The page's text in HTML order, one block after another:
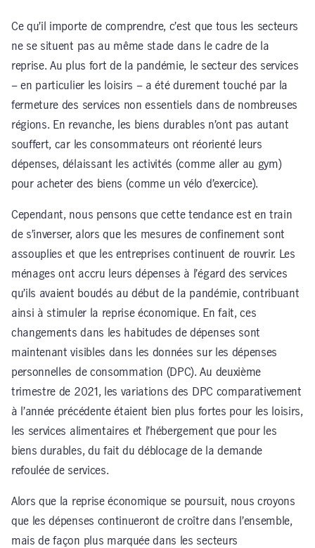
Ce qu’il importe de comprendre, c’est que tous les secteurs
ne se situent pas au même stade dans le cadre de la
reprise. Au plus fort de la pandémie, le secteur des services
– en particulier les loisirs – a été durement touché par la
fermeture des services non essentiels dans de nombreuses
régions. En revanche, les biens durables n’ont pas autant
souffert, car les consommateurs ont réorienté leurs
dépenses, délaissant les activités (comme aller au gym)
pour acheter des biens (comme un vélo d’exercice).
Cependant, nous pensons que cette tendance est en train
de s’inverser, alors que les mesures de confinement sont
assouplies et que les entreprises continuent de rouvrir. Les
ménages ont accru leurs dépenses à l’égard des services
qu’ils avaient boudés au début de la pandémie, contribuant
ainsi à stimuler la reprise économique. En fait, ces
changements dans les habitudes de dépenses sont
maintenant visibles dans les données sur les dépenses
personnelles de consommation (DPC). Au deuxième
trimestre de 2021, les variations des DPC comparativement
à l’année précédente étaient bien plus fortes pour les loisirs,
les services alimentaires et l’hébergement que pour les
biens durables, du fait du déblocage de la demande
refoulée de services.
Alors que la reprise économique se poursuit, nous croyons
que les dépenses continueront de croître dans l’ensemble,
mais de façon plus marquée dans les secteurs